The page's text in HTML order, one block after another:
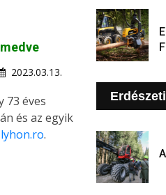
2023.03.13.
73 éves
és az egyik
.